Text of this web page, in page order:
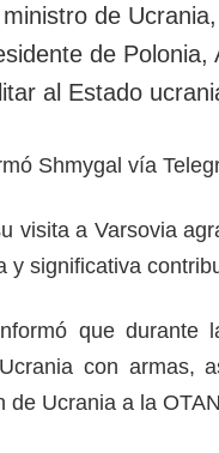
protección de
personales
de
de
al Estado
Shmygal vía
visita a Varsovia
y significativa
que durante
con armas,
de Ucrania a la